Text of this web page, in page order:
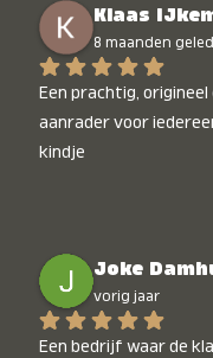
Klaas
8 maanden
Een prachtig,
aanrader voor
kindje
Joke
vorig jaar
Een bedrijf waar de